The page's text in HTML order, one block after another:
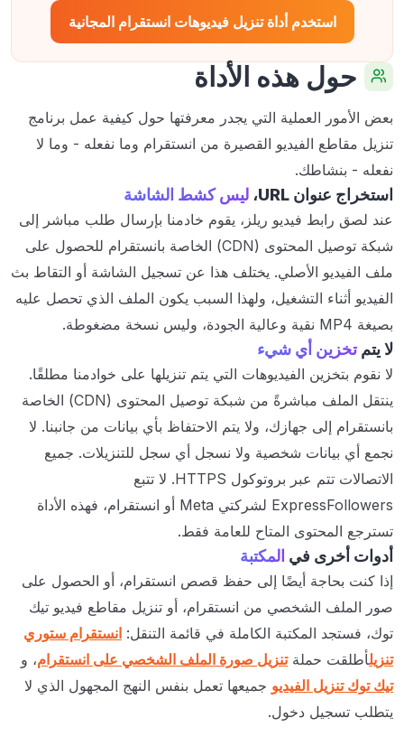
استخدم أداة تنزيل فيديوهات انستقرام المجانية
حول هذه الأداة
بعض الأمور العملية التي يجدر معرفتها حول كيفية عمل برنامج
تنزيل مقاطع الفيديو القصيرة من انستقرام وما نفعله - وما لا
نفعله - بنشاطك.
استخراج عنوان URL، ليس كشط الشاشة
عند لصق رابط فيديو ريلز، يقوم خادمنا بإرسال طلب مباشر إلى
شبكة توصيل المحتوى (CDN) الخاصة بانستقرام للحصول على
ملف الفيديو الأصلي. يختلف هذا عن تسجيل الشاشة أو التقاط بث
الفيديو أثناء التشغيل، ولهذا السبب يكون الملف الذي تحصل عليه
بصيغة MP4 نقية وعالية الجودة، وليس نسخة مضغوطة.
لا يتم تخزين أي شيء
لا نقوم بتخزين الفيديوهات التي يتم تنزيلها على خوادمنا مطلقًا.
ينتقل الملف مباشرةً من شبكة توصيل المحتوى (CDN) الخاصة
بانستقرام إلى جهازك، ولا يتم الاحتفاظ بأي بيانات من جانبنا. لا
نجمع أي بيانات شخصية ولا نسجل أي سجل للتنزيلات. جميع
الاتصالات تتم عبر بروتوكول HTTPS. لا تتبع
ExpressFollowers لشركتي Meta أو انستقرام، فهذه الأداة
تسترجع المحتوى المتاح للعامة فقط.
أدوات أخرى في المكتبة
إذا كنت بحاجة أيضًا إلى حفظ قصص انستقرام، أو الحصول على
صور الملف الشخصي من انستقرام، أو تنزيل مقاطع فيديو تيك
توك، فستجد المكتبة الكاملة في قائمة التنقل: انستقرام ستوري
تنزيلأطلقت حملةتنزيل صورة الملف الشخصي على انستقرام، و
تيك توك تنزيل الفيديو جميعها تعمل بنفس النهج المجهول الذي لا
يتطلب تسجيل دخول.